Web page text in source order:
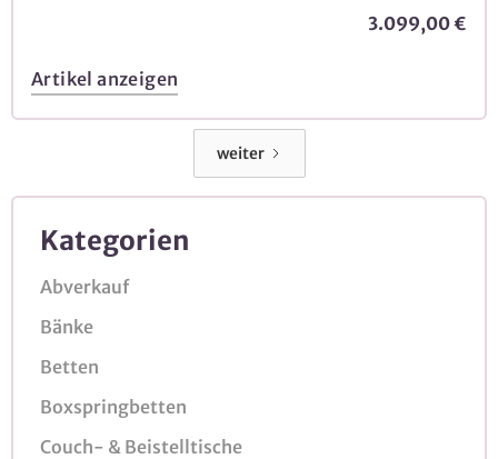
Kategorien
Abverkauf
Bänke
Betten
Boxspringbetten
Couch- & Beistelltische
3.099,00 €
Artikel anzeigen
weiter